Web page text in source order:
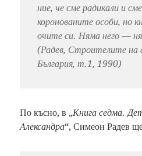
ние, че сме радикали и
коронованите особи, но
очите си. Няма него —
(Радев, Строителите на
България, т.1, 1990)
По късно, в „Книга седма.
Александра“, Симеон Радев